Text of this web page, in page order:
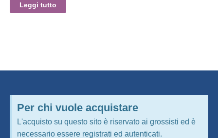
Leggi tutto
Per chi vuole acquistare
L'acquisto su questo sito è riservato ai grossisti ed è
necessario essere registrati ed autenticati.